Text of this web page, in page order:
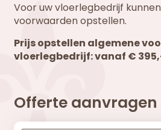
Voor uw vloerlegbedrijf
voorwaarden opstellen.
Prijs opstellen algemene
vloerlegbedrijf: vanaf €
Offerte aanvragen